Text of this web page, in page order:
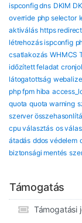
ispconfig dns DKIM
override php selector
aktiválás https redirect
létrehozás ispconfig
csatlakozás WHMCS
időzített feladat
látogatottság
php fpm hiba
quota quota warning
szerver
cpu választás os
átadás ddos védelem
biztonsági mentés
Támogatás
Támogatási